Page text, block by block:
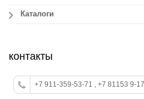
Каталоги
контакты
+7 911-359-53-71 , +7 81153 9-